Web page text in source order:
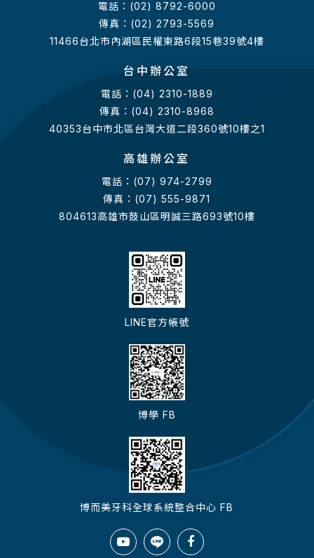
電話：(02) 8792-6000
傳真：(02) 2793-5569
11466台北市內湖區民權東路6段15巷39號4樓
台中辦公室
電話：(04) 2310-1889
傳真：(04) 2310-8968
40353台中市北區台灣大道二段360號10樓之1
高雄辦公室
電話：(07) 974-2799
傳真：(07) 555-9871
804613高雄市鼓山區明誠三路693號10樓
LINE官方帳號
博學 FB
博而美牙科全球系統整合中心 FB